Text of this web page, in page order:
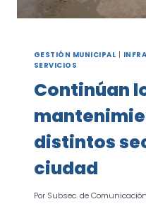
GESTIÓN MUNICIPAL |
SERVICIOS
Continúan
distintos
ciudad
Por Subsec. de